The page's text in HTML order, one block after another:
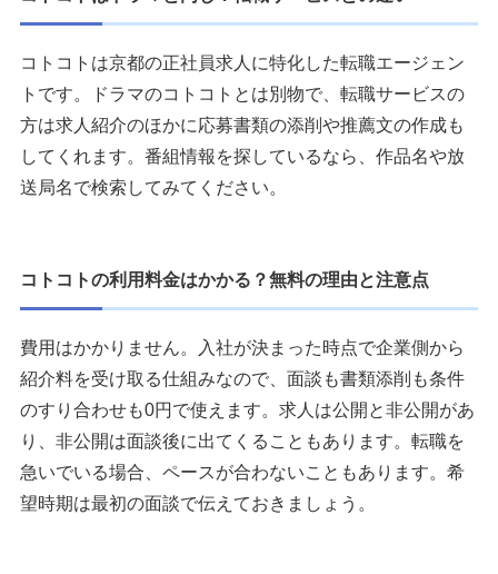
コトコトは京都の正社員求人に特化した転職エージェン
トです。ドラマのコトコトとは別物で、転職サービスの
方は求人紹介のほかに応募書類の添削や推薦文の作成も
してくれます。番組情報を探しているなら、作品名や放
送局名で検索してみてください。
コトコトの利用料金はかかる？無料の理由と注意点
費用はかかりません。入社が決まった時点で企業側から
紹介料を受け取る仕組みなので、面談も書類添削も条件
のすり合わせも0円で使えます。求人は公開と非公開があ
り、非公開は面談後に出てくることもあります。転職を
急いでいる場合、ペースが合わないこともあります。希
望時期は最初の面談で伝えておきましょう。